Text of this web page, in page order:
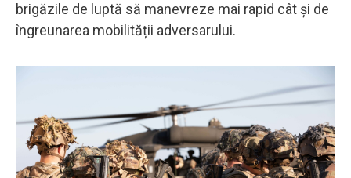
brigăzile de luptă să manevreze mai rapid cât și de
îngreunarea mobilității adversarului.